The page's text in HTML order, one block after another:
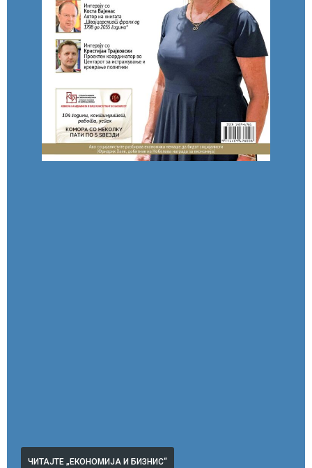
ЧИТАЈТЕ „ЕКОНОМИЈА И БИЗНИС“